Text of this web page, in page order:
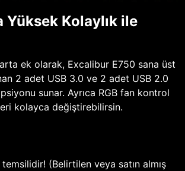
Yüksek Kolaylık ile
ek olarak, Excalibur E750 sana üst
2 adet USB 3.0 ve 2 adet USB 2.0
sunar. Ayrıca RGB fan kontrol
kolayca değiştirebilirsin.
(Belirtilen veya satın almış